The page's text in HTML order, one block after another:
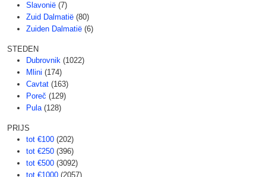
Slavonië (7)
Zuid Dalmatië (80)
Zuiden Dalmatië (6)
STEDEN
Dubrovnik (1022)
Mlini (174)
Cavtat (163)
Poreč (129)
Pula (128)
PRIJS
tot €100 (202)
tot €250 (396)
tot €500 (3092)
tot €1000 (2057)